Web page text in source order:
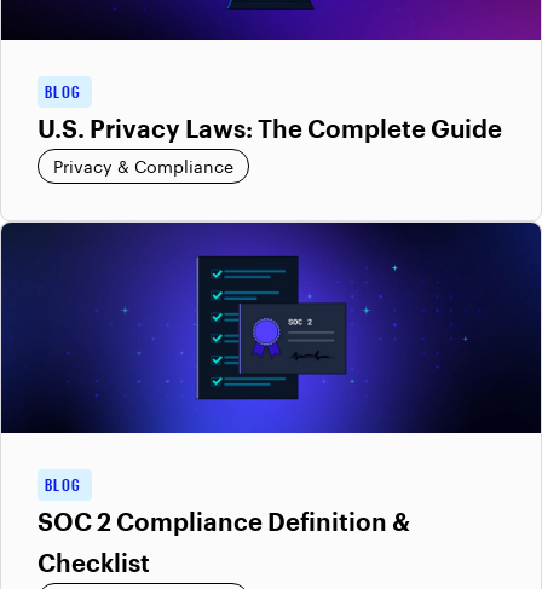
BLOG
U.S. Privacy Laws: The Complete Guide
Privacy & Compliance
BLOG
SOC 2 Compliance Definition &
Checklist